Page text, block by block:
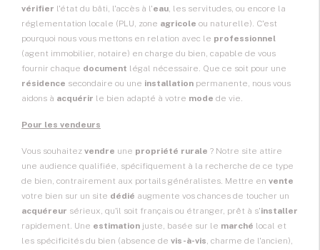
vérifier l'état du bâti, l'accès à l'eau, les servitudes, ou encore la
réglementation locale (PLU, zone agricole ou naturelle). C'est
pourquoi nous vous mettons en relation avec le professionnel
(agent immobilier, notaire) en charge du bien, capable de vous
fournir chaque document légal nécessaire. Que ce soit pour une
résidence secondaire ou une installation permanente, nous vous
aidons à acquérir le bien adapté à votre mode de vie.
Pour les vendeurs
Vous souhaitez vendre une propriété rurale ? Notre site attire
une audience qualifiée, spécifiquement à la recherche de ce type
de bien, contrairement aux portails généralistes. Mettre en vente
votre bien sur un site dédié augmente vos chances de toucher un
acquéreur sérieux, qu'il soit français ou étranger, prêt à s'installer
rapidement. Une estimation juste, basée sur le marché local et
les spécificités du bien (absence de vis-à-vis, charme de l'ancien),